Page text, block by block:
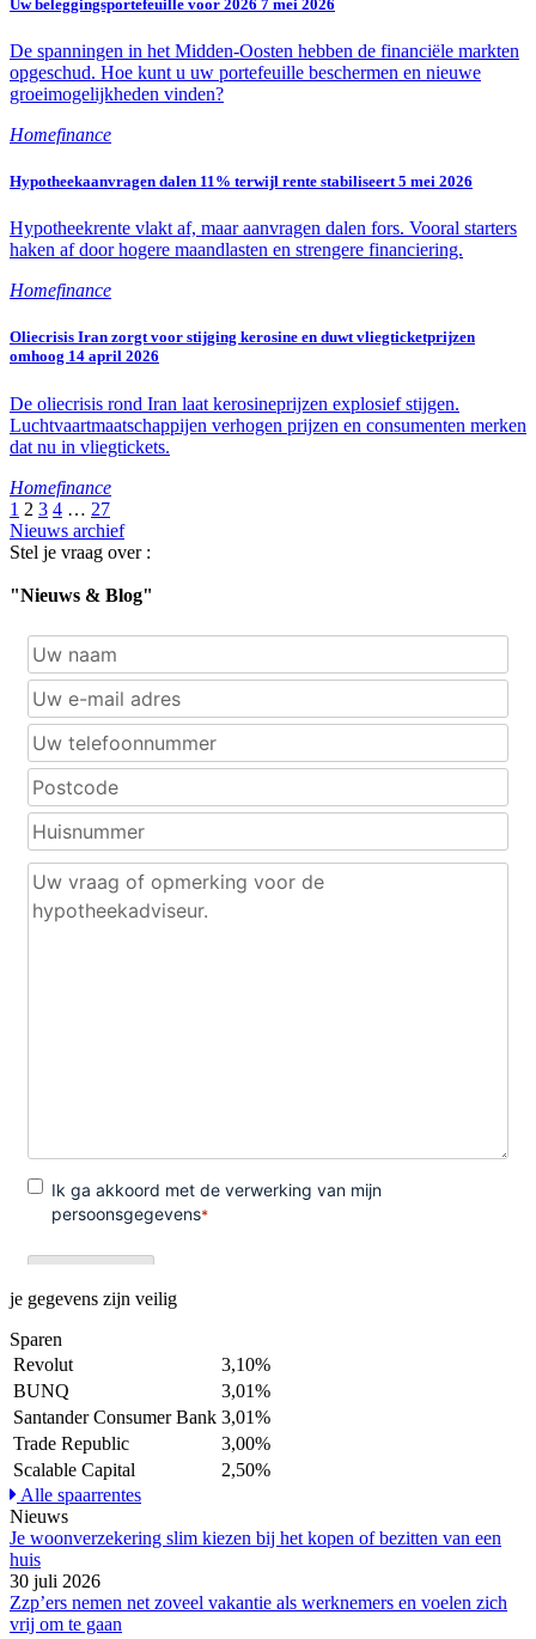
Uw beleggingsportefeuille voor 2026 7 mei 2026
De spanningen in het Midden-Oosten hebben de financiële markten
opgeschud. Hoe kunt u uw portefeuille beschermen en nieuwe
groeimogelijkheden vinden?
Homefinance
Hypotheekaanvragen dalen 11% terwijl rente stabiliseert5 mei 2026
Hypotheekrente vlakt af, maar aanvragen dalen fors. Vooral starters
haken af door hogere maandlasten en strengere financiering.
Homefinance
Oliecrisis Iran zorgt voor stijging kerosine en duwt vliegticketprijzen
omhoog 14 april 2026
De oliecrisis rond Iran laat kerosineprijzen explosief stijgen.
Luchtvaartmaatschappijen verhogen prijzen en consumenten merken
dat nu in vliegtickets.
Homefinance
1 2 3 4 … 27
Nieuws archief
Stel je vraag over :
"Nieuws & Blog"
je gegevens zijn veilig
Sparen
Revolut
3,10%
BUNQ
3,01%
Santander Consumer Bank 3,01%
Trade Republic
3,00%
Scalable Capital
2,50%
Alle spaarrentes
Nieuws
Je woonverzekering slim kiezen bij het kopen of bezitten van een
huis
30 juli 2026
Zzp’ers nemen net zoveel vakantie als werknemers en voelen zich
vrij om te gaan